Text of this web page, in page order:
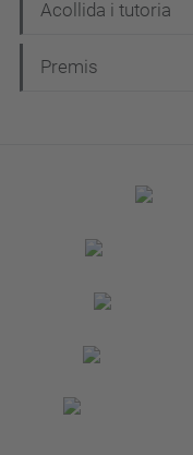
Acollida i tutoria
Premis